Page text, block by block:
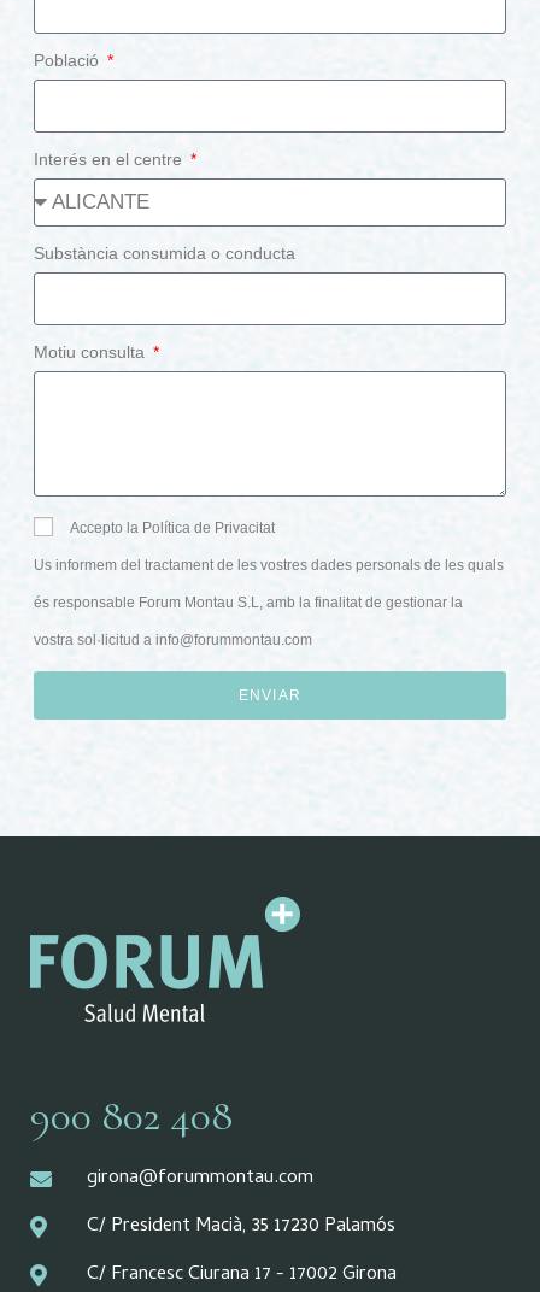
Població
Interés en el centre
Substància consumida o conducta
Motiu consulta
Accepto la Política de Privacitat
Us informem del tractament de les vostres dades personals de les quals
és responsable Forum Montau S.L, amb la finalitat de gestionar la
vostra sol·licitud ainfo@forummontau.com
ENVIAR
900 802 408
girona@forummontau.com
C/ President Macià, 35 17230 Palamós
C/ Francesc Ciurana 17 - 17002 Girona